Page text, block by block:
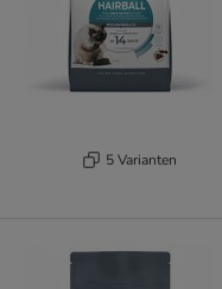
5 Varianten